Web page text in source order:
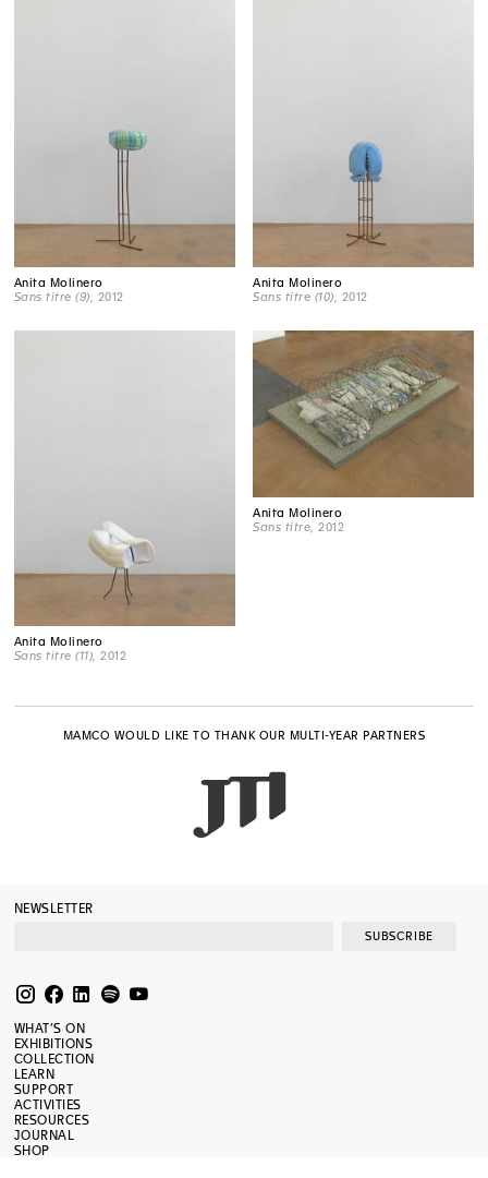
Anita Molinero
Sans titre (9) , 2012
Anita Molinero
Sans titre (10) , 2012
Anita Molinero
Sans titre (11) , 2012
Anita Molinero
Sans titre , 2012
MAMCO WOULD LIKE TO THANK OUR MULTI-YEAR PARTNERS
NEWSLETTER
SUBSCRIBE
WHAT’S ON
EXHIBITIONS
COLLECTION
LEARN
SUPPORT
ACTIVITIES
RESOURCES
JOURNAL
SHOP